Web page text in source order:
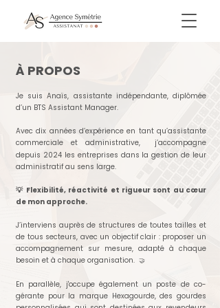
À PROPOS
Je suis Anaïs, assistante indépendante, diplômée
d’un BTS Assistant Manager.
Avec dix années d’expérience en tant qu’assistante
commerciale et administrative,
j’accompagne
depuis 2024 les entreprises dans la gestion de leur
administratif au sens large.
💡 Flexibilité, réactivité et rigueur sont au cœur
de mon approche.
J’interviens auprès de structures de toutes tailles et
de tous secteurs, avec un objectif clair : proposer un
accompagnement sur mesure, adapté à chaque
besoin et à chaque organisation. 🤝
En parallèle, j'occupe également un poste de co-
gérante pour la marque Hexagourde, des gourdes